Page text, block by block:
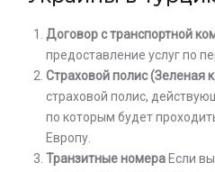
Договор с транспортной
предоставление услуг по
Страховой полис (Зеленая
страховой полис,
по которым будет
Европу.
Транзитные номера Если